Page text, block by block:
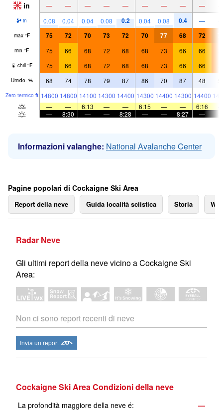
in — — — — — — — — —
in 0.08 0.04 0.04 0.08 0.2 0.04 0.08 0.4 —
max °F 75 72 70 73 72 70 77 68 72
min °F 75 66 68 72 68 68 73 66 66
chill °F 75 66 68 72 68 68 73 66 66
Umido. % 68 74 78 79 87 86 70 87 48
Zero termico ft 14800 14800 14100 14300 14400 14300 14400 14300 14400
—
— 6:13 — — 6:15 — — 6:16
—
8:30 — — 8:28 — — 8:27 —
Informazioni valanghe: National Avalanche Center
Pagine popolari di Cockaigne Ski Area
Report della neve Guida località sciistica Storia
Radar Neve
Gli ultimi report della neve vicino a Cockaigne Ski
Area:
Non ci sono report recenti di neve
Invia un report
Cockaigne Ski Area Condizioni della neve
La profondità maggiore della neve é:
—